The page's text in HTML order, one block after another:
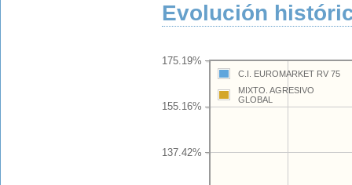
Evolución
137.42%
155.16%
175.19%
C.I. EUROMARKET RV 75
MIXTO. AGRESIVO
GLOBAL